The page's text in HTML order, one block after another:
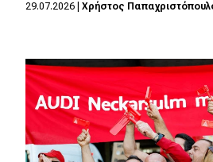
29.07.2026 Χρήστος